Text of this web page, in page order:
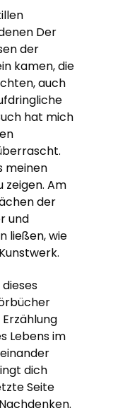
Der
der
kamen, die
auch
hat mich
meinen
zeigen. Am
der
und
ließen, wie
Lebens im
dich
Seite